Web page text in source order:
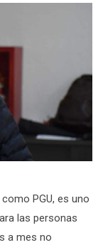
PGU, es uno
las personas
a mes no